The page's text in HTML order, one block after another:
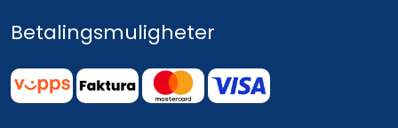
Betalingsmuligheter